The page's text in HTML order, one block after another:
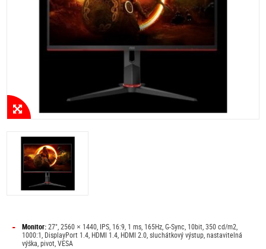
- Monitor:27", 2560 × 1440, IPS, 16:9, 1 ms, 165Hz, G-Sync, 10bit, 350 cd/m2,
1000:1, DisplayPort 1.4, HDMI 1.4, HDMI 2.0, sluchátkový výstup, nastavitelná
výška, pivot, VESA